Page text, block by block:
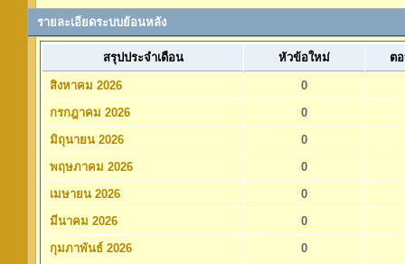
รายละเอียดระบบย้อนหลัง
สรุปประจำเดือน หัวข้อใหม่ ต
สิงหาคม 2026
0
กรกฎาคม 2026
0
มิถุนายน 2026
0
พฤษภาคม 2026
0
เมษายน 2026
0
มีนาคม 2026
0
กุมภาพันธ์ 2026
0